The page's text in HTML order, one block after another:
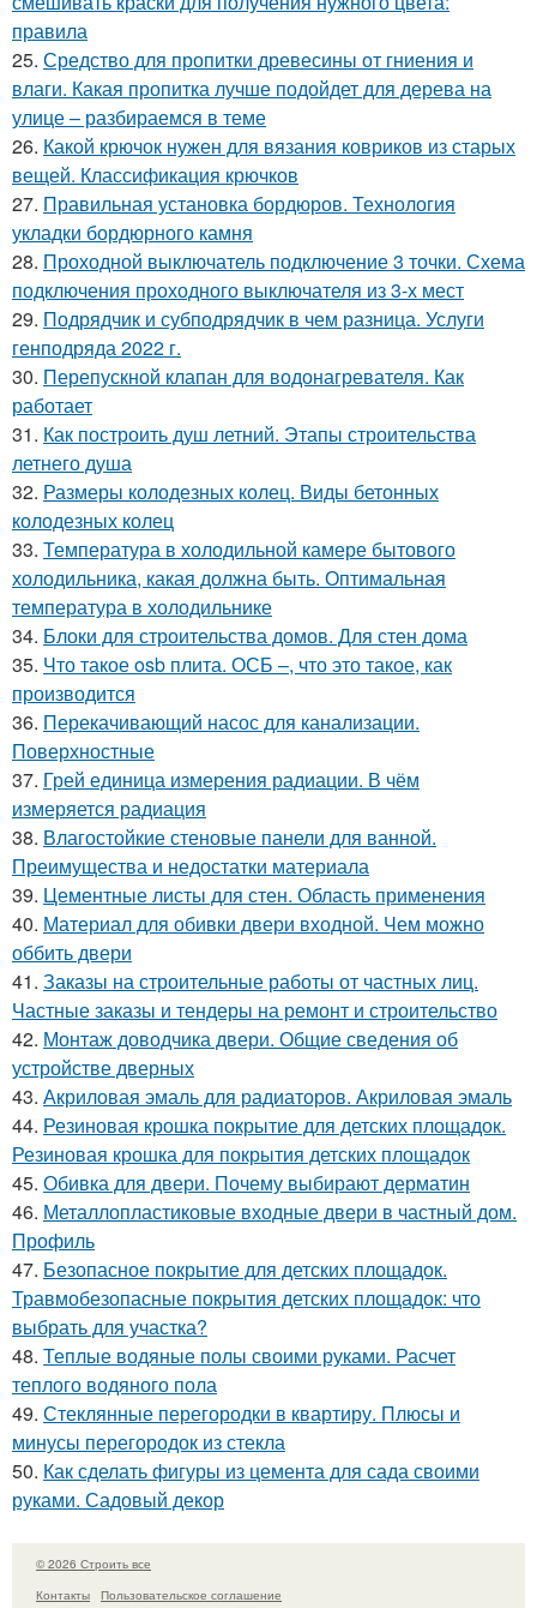
правила
25. Средство для пропитки древесины от гниения и
влаги. Какая пропитка лучше подойдет для дерева на
улице – разбираемся в теме
26. Какой крючок нужен для вязания ковриков из старых
вещей. Классификация крючков
27. Правильная установка бордюров. Технология
укладки бордюрного камня
28. Проходной выключатель подключение 3 точки. Схема
подключения проходного выключателя из 3-х мест
29. Подрядчик и субподрядчик в чем разница. Услуги
генподряда 2022 г.
30. Перепускной клапан для водонагревателя. Как
работает
31. Как построить душ летний. Этапы строительства
летнего душа
32. Размеры колодезных колец. Виды бетонных
колодезных колец
33. Температура в холодильной камере бытового
холодильника, какая должна быть. Оптимальная
температура в холодильнике
34. Блоки для строительства домов. Для стен дома
35. Что такое osb плита. ОСБ –, что это такое, как
производится
36. Перекачивающий насос для канализации.
Поверхностные
37. Грей единица измерения радиации. В чём
измеряется радиация
38. Влагостойкие стеновые панели для ванной.
Преимущества и недостатки материала
39. Цементные листы для стен. Область применения
40. Материал для обивки двери входной. Чем можно
оббить двери
41. Заказы на строительные работы от частных лиц.
Частные заказы и тендеры на ремонт и строительство
42. Монтаж доводчика двери. Общие сведения об
устройстве дверных
43. Акриловая эмаль для радиаторов. Акриловая эмаль
44. Резиновая крошка покрытие для детских площадок.
Резиновая крошка для покрытия детских площадок
45. Обивка для двери. Почему выбирают дерматин
46. Металлопластиковые входные двери в частный дом.
Профиль
47. Безопасное покрытие для детских площадок.
Травмобезопасные покрытия детских площадок: что
выбрать для участка?
48. Теплые водяные полы своими руками. Расчет
теплого водяного пола
49. Стеклянные перегородки в квартиру. Плюсы и
минусы перегородок из стекла
50. Как сделать фигуры из цемента для сада своими
руками. Садовый декор
© 2026 Строить все
Контакты
Пользовательское соглашение